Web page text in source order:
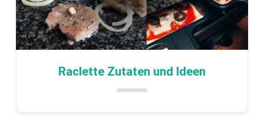
Raclette Zutaten und Ideen